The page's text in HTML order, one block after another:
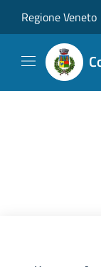
Regione Veneto